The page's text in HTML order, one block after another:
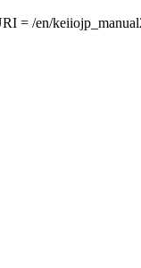
/en/